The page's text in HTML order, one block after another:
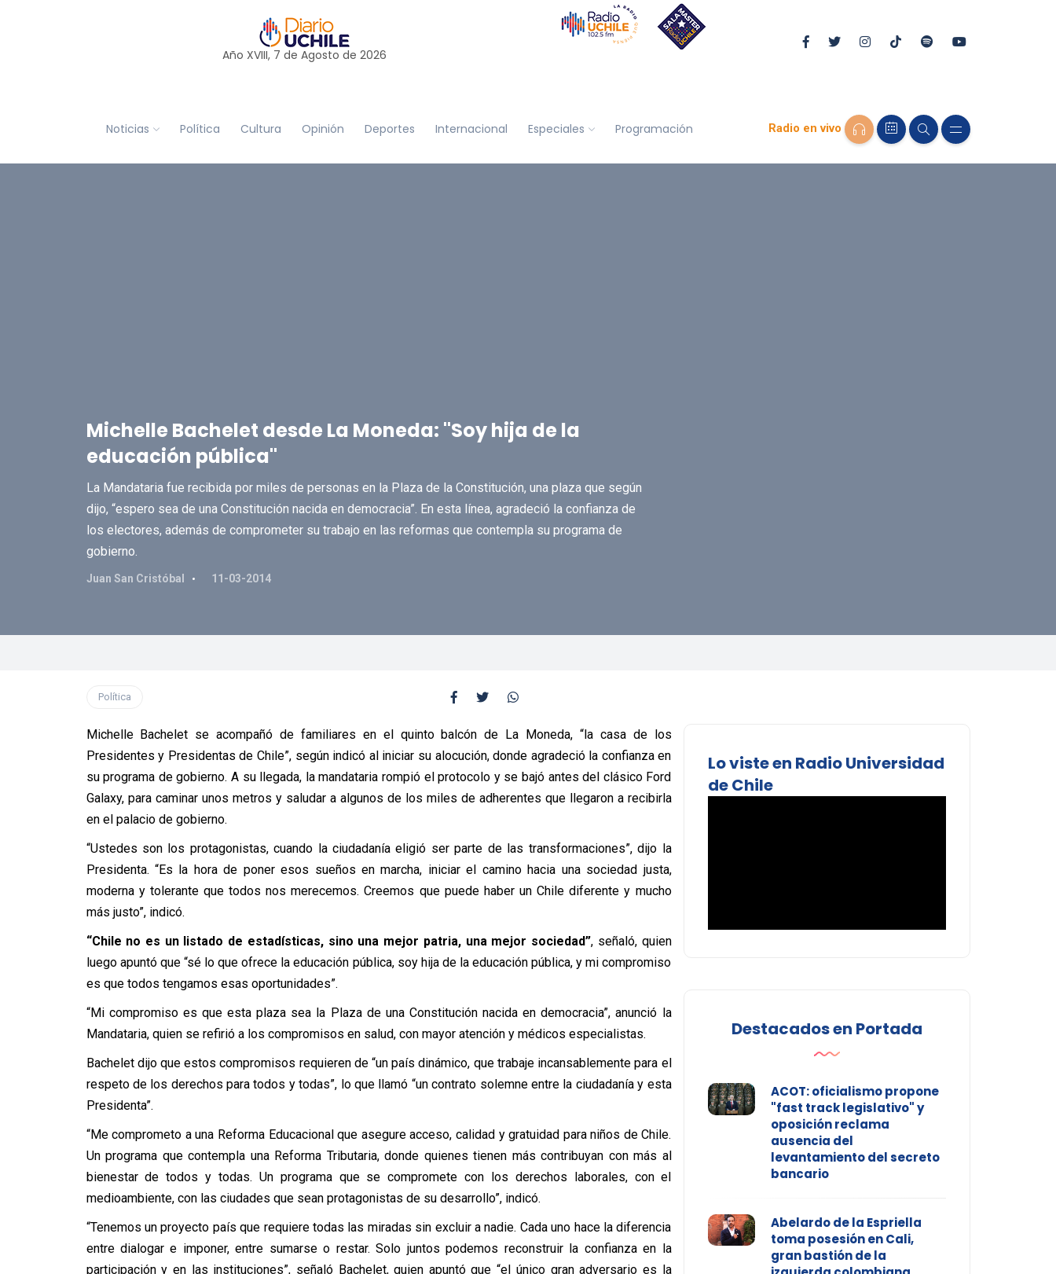
Año XVIII, 7 de Agosto de 2026
Noticias Política Cultura Opinión Deportes Internacional Especiales Programación Radio en vivo
Michelle Bachelet desde La Moneda: "Soy hija de la
educación pública"
La Mandataria fue recibida por miles de personas en la Plaza de la Constitución, una plaza que según
dijo, “espero sea de una Constitución nacida en democracia”. En esta línea, agradeció la confianza de
los electores, además de comprometer su trabajo en las reformas que contempla su programa de
gobierno.
Juan San Cristóbal 11-03-2014
Política
Michelle Bachelet se acompañó de familiares en el quinto balcón de La Moneda, “la casa de los
Presidentes y Presidentas de Chile”, según indicó al iniciar su alocución, donde agradeció la confianza en
su programa de gobierno. A su llegada, la mandataria rompió el protocolo y se bajó antes del clásico Ford
Galaxy, para caminar unos metros y saludar a algunos de los miles de adherentes que llegaron a recibirla
en el palacio de gobierno.
“Ustedes son los protagonistas, cuando la ciudadanía eligió ser parte de las transformaciones”, dijo la
Presidenta. “Es la hora de poner esos sueños en marcha, iniciar el camino hacia una sociedad justa,
moderna y tolerante que todos nos merecemos. Creemos que puede haber un Chile diferente y mucho
más justo”, indicó.
“Chile no es un listado de estadísticas, sino una mejor patria, una mejor sociedad”, señaló, quien
luego apuntó que “sé lo que ofrece la educación pública, soy hija de la educación pública, y mi compromiso
es que todos tengamos esas oportunidades”.
“Mi compromiso es que esta plaza sea la Plaza de una Constitución nacida en democracia”, anunció la
Mandataria, quien se refirió a los compromisos en salud, con mayor atención y médicos especialistas.
Bachelet dijo que estos compromisos requieren de “un país dinámico, que trabaje incansablemente para el
respeto de los derechos para todos y todas”, lo que llamó “un contrato solemne entre la ciudadanía y esta
Presidenta”.
“Me comprometo a una Reforma Educacional que asegure acceso, calidad y gratuidad para niños de Chile.
Un programa que contempla una Reforma Tributaria, donde quienes tienen más contribuyan con más al
bienestar de todos y todas. Un programa que se compromete con los derechos laborales, con el
medioambiente, con las ciudades que sean protagonistas de su desarrollo”, indicó.
“Tenemos un proyecto país que requiere todas las miradas sin excluir a nadie. Cada uno hace la diferencia
entre dialogar e imponer, entre sumarse o restar. Solo juntos podemos reconstruir la confianza en la
participación y en las instituciones”, señaló Bachelet, quien apuntó que “el único gran adversario es la
Lo viste en Radio Universidad
de Chile
Destacados en Portada
ACOT: oficialismo propone
"fast track legislativo" y
oposición reclama
ausencia del
levantamiento del secreto
bancario
Abelardo de la Espriella
toma posesión en Cali,
gran bastión de la